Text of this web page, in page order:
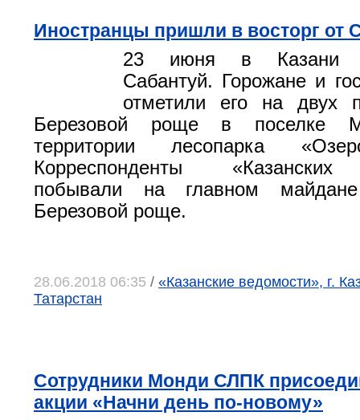
Иностранцы пришли в восторг от
23 июня в Казани
Сабантуй. Горожане и
отметили его на двух
Березовой роще в поселке
территории лесопарка
Корреспонденты «Казанских
побывали на главном
Березовой роще.
28.06.2018 06:35 / «Казанские ведомости», г.
Татарстан
Сотрудники Монди СЛПК
акции «Начни день по-новому»